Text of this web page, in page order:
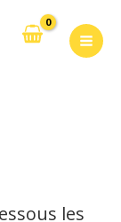
les